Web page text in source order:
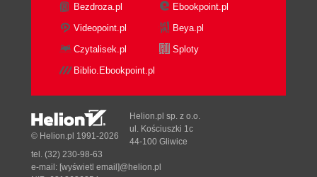
Bezdroza.pl
Ebookpoint.pl
Videopoint.pl
Beya.pl
Czytalisek.pl
Sploty
Biblio.Ebookpoint.pl
© Helion.pl 1991-2026
Helion.pl sp. z o.o.
ul. Kościuszki 1c
44-100 Gliwice
tel. (32) 230-98-63
e-mail: [wyświetl email]@helion.pl